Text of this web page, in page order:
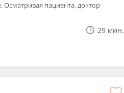
Осматривая пациента, доктор
29 мин.